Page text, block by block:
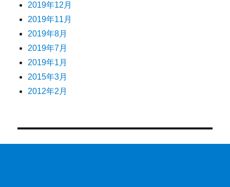
2019年12月
2019年11月
2019年8月
2019年7月
2019年1月
2015年3月
2012年2月